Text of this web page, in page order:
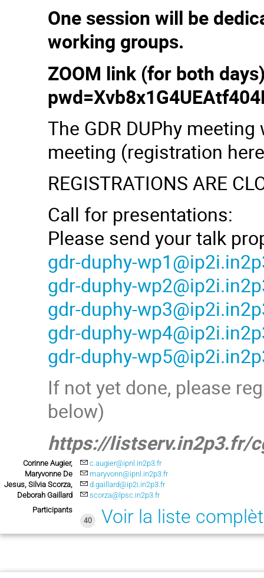
One session will be
working groups.
ZOOM link (for both
The GDR DUPhy
meeting (registration
REGISTRATIONS ARE
Call for presentations:
Please send your talk
gdr-duphy-
gdr-duphy-
gdr-duphy-
gdr-duphy-
gdr-duphy-
If not yet done, please
below)
https://listserv.in2p3.fr/
Corinne Augier,
Maryvonne De
Jesus, Silvia Scorza,
Deborah Gaillard
c.augier@ipnl.in2p3.fr
maryvonn@ipnl.in2p3.fr
d.gaillard@ip2i.in2p3.fr
scorza@lpsc.in2p3.fr
Participants
40
Voir la liste